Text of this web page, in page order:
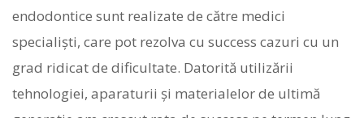
endodontice sunt realizate de către medici
specialişti, care pot rezolva cu success cazuri cu un
grad ridicat de dificultate. Datorită utilizării
tehnologiei, aparaturii şi materialelor de ultimă